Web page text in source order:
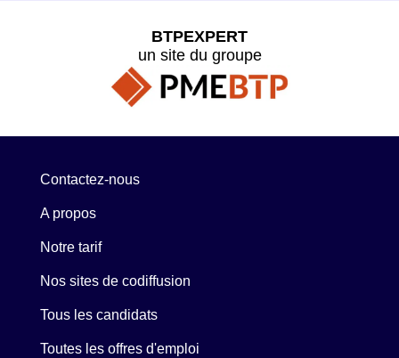
BTPEXPERT
un site du groupe
Contactez-nous
A propos
Notre tarif
Nos sites de codiffusion
Tous les candidats
Toutes les offres d'emploi